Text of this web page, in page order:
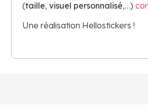
(taille, visuel personnalisé,…)
Une réalisation Hellostickers !